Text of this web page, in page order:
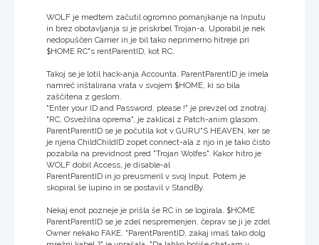
WOLF je medtem začutil ogromno pomanjkanje na Inputu
in brez obotavljanja si je priskrbel Trojan-a. Uporabil je nek
nedopuščen Carrier in je bil tako neprimerno hitreje pri
$HOME RC"s rentParentID, kot RC.
Takoj se je lotil hack-anja Accounta. ParentParentID je imela
namreč inštalirana vrata v svojem $HOME, ki so bila
zaščitena z geslom.
"Enter your ID and Password, please !" je prevzel od znotraj.
"RC, Osvežilna oprema", je zaklical z Patch-anim glasom.
ParentParentID se je počutila kot v GURU"S HEAVEN, ker se
je njena ChildChildID zopet connect-ala z njo in je tako čisto
pozabila na previdnost pred "Trojan Wolfes". Kakor hitro je
WOLF dobil Access, je disable-al
ParentParentID in jo preusmeril v svoj Input. Potem je
skopiral še lupino in se postavil v StandBy.
Nekaj enot pozneje je prišla še RC in se logirala. $HOME
ParentParentID se je zdel nespremenjen, čeprav se ji je zdel
Owner nekako FAKE. "ParentParentID, zakaj imaš tako dolg